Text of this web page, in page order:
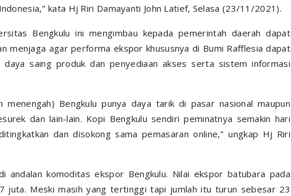
kata Hj Riri Damayanti John Latief, Selasa (23/11/2021).
Bengkulu ini mengimbau kepada pemerintah daerah dapat
menjaga agar performa ekspor khususnya di Bumi Rafflesia dapat
daya saing produk dan penyediaan akses serta sistem informasi
Bengkulu punya daya tarik di pasar nasional maupun
dan lain-lain. Kopi Bengkulu sendiri peminatnya semakin hari
dan disokong sama pemasaran online," ungkap Hj Riri
andalan komoditas ekspor Bengkulu. Nilai ekspor batubara pada
juta. Meski masih yang tertinggi tapi jumlah itu turun sebesar 23